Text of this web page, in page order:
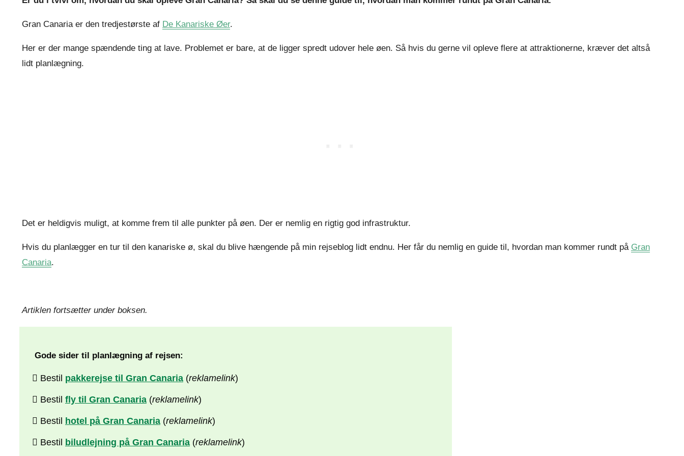
Gran Canaria er den tredjestørste af De Kanariske Øer.
Her er der mange spændende ting at lave. Problemet er bare, at de ligger spredt udover hele øen. Så hvis du gerne vil opleve flere at attraktionerne, kræver det altså
lidt planlægning.
Det er heldigvis muligt, at komme frem til alle punkter på øen. Der er nemlig en rigtig god infrastruktur.
Hvis du planlægger en tur til den kanariske ø, skal du blive hængende på min rejseblog lidt endnu. Her får du nemlig en guide til, hvordan man kommer rundt på Gran
Canaria.
Artiklen fortsætter under boksen.
Gode sider til planlægning af rejsen:
Bestil pakkerejse til Gran Canaria (reklamelink)
Bestil fly til Gran Canaria (reklamelink)
Bestil hotel på Gran Canaria (reklamelink)
Bestil biludlejning på Gran Canaria (reklamelink)